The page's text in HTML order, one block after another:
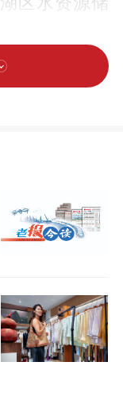
用水需求。
体标准，为
宜的栖息环
一方面持续
湿地在区域
生态屏障作
衡水湖生态